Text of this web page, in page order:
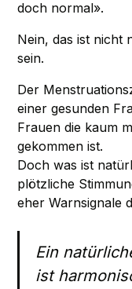
doch normal».
Nein, das ist nicht
sein.
Der
einer gesunden
Frauen die kaum
gekommen ist.
Doch was ist
plötzliche
eher Warnsignale
Ein
ist